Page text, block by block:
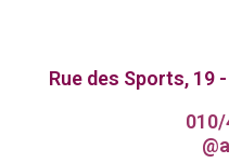
Rue des Sports, 19